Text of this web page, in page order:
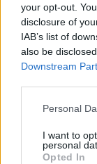
your opt-out.
disclosure of
IAB’s list of
also be
Downstream
Personal
I want to
personal
Opted In
TAGS:
ΕΚΛΟΓΕΣ
ΝΙΚΑΣ ΣΤΑΘΗΣ
slider